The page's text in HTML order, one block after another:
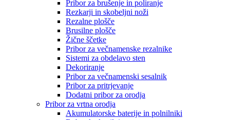
Pribor za brušenje in poliranje
Rezkarji in skobeljni noži
Rezalne plošče
Brusilne plošče
Žične ščetke
Pribor za večnamenske rezalnike
Sistemi za obdelavo sten
Dekoriranje
Pribor za večnamenski sesalnik
Pribor za pritrjevanje
Dodatni pribor za orodja
Pribor za vrtna orodja
Akumulatorske baterije in polnilniki